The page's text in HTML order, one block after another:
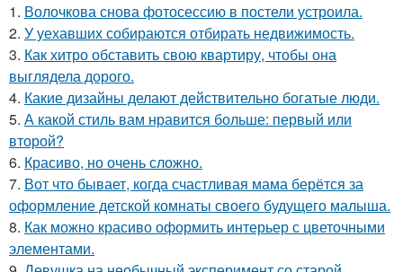
1. Волочкова снова фотосессию в постели устроила.
2. У уехавших собираются отбирать недвижимость.
3. Как хитро обставить свою квартиру, чтобы она
выглядела дорого.
4. Какие дизайны делают действительно богатые люди.
5. А какой стиль вам нравится больше: первый или
второй?
6. Красиво, но очень сложно.
7. Вот что бывает, когда счастливая мама берётся за
оформление детской комнаты своего будущего малыша.
8. Как можно красиво оформить интерьер с цветочными
элементами.